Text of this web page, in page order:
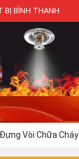
BỊ BÌNH THANH
Vòi Chữa Cháy